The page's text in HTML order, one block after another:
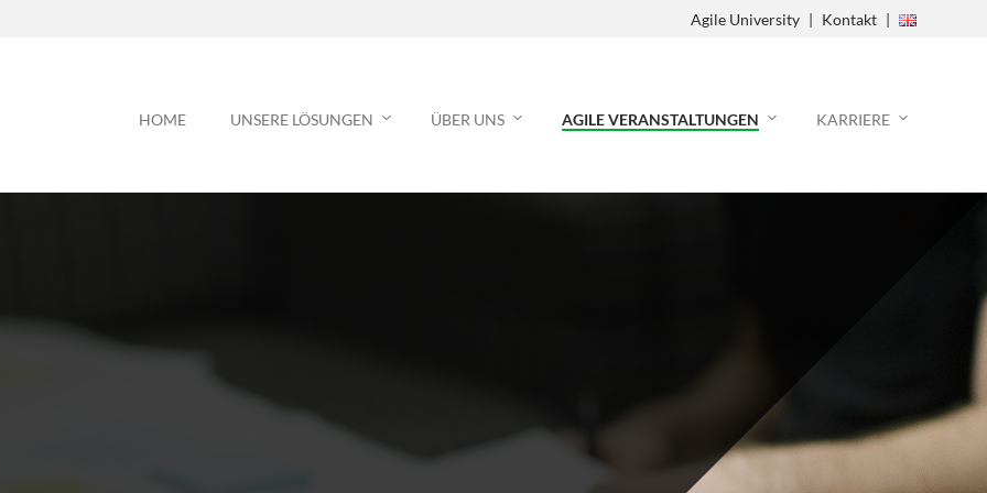
Agile University Kontakt
HOME UNSERE LÖSUNGEN ÜBER UNS AGILE VERANSTALTUNGEN KARRIERE